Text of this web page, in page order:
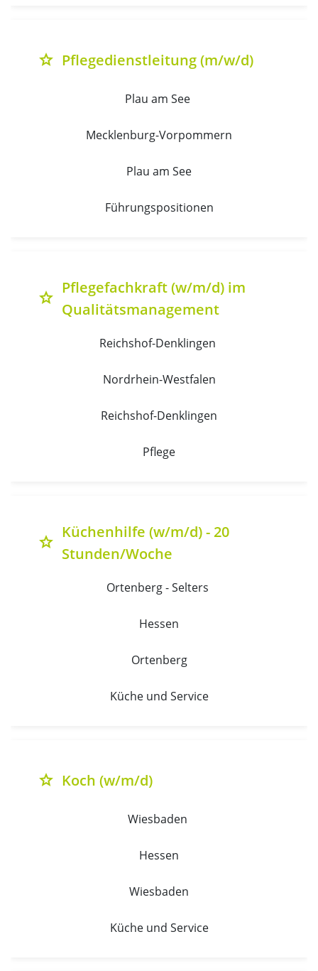
grade Pflegedienstleitung (m/w/d)
Plau am See
Mecklenburg-Vorpommern
Plau am See
Führungspositionen
grade
Pflegefachkraft (w/m/d) im
Qualitätsmanagement
Reichshof-Denklingen
Nordrhein-Westfalen
Reichshof-Denklingen
Pflege
grade
Küchenhilfe (w/m/d) - 20
Stunden/Woche
Ortenberg - Selters
Hessen
Ortenberg
Küche und Service
grade Koch (w/m/d)
Wiesbaden
Hessen
Wiesbaden
Küche und Service